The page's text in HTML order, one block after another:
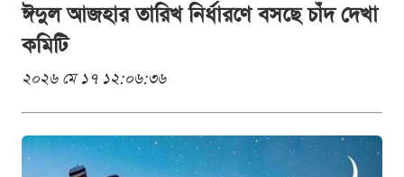
ঈদুল আজহার তারিখ নির্ধারণে বসছে চাঁদ দেখা
কমিটি
২০২৬ মে ১৭ ১২:০৬:৩৬